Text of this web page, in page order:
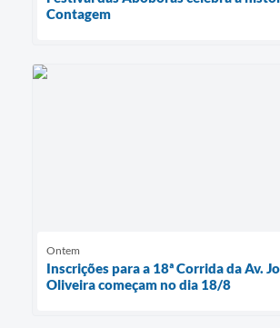
Contagem
Ontem
Inscrições para a 18ª Corrida da Av.
Oliveira começam no dia 18/8